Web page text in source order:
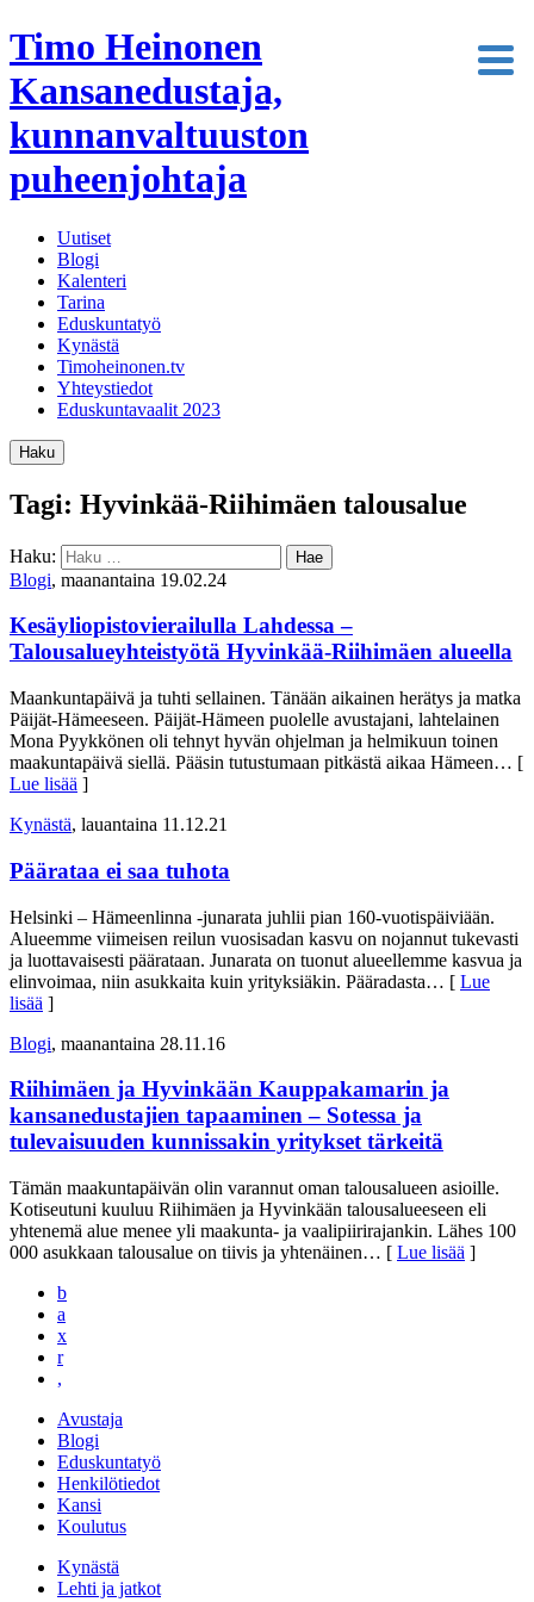
Timo Heinonen
Kansanedustaja,
kunnanvaltuuston
puheenjohtaja
Uutiset
Blogi
Kalenteri
Tarina
Eduskuntatyö
Kynästä
Timoheinonen.tv
Yhteystiedot
Eduskuntavaalit 2023
Haku
Tagi: Hyvinkää-Riihimäen talousalue
Haku:
Blogi, maanantaina 19.02.24
Kesäyliopistovierailulla Lahdessa –
Talousalueyhteistyötä Hyvinkää-Riihimäen alueella
Maankuntapäivä ja tuhti sellainen. Tänään aikainen herätys ja matka
Päijät-Hämeeseen. Päijät-Hämeen puolelle avustajani, lahtelainen
Mona Pyykkönen oli tehnyt hyvän ohjelman ja helmikuun toinen
maakuntapäivä siellä. Pääsin tutustumaan pitkästä aikaa Hämeen… [
Lue lisää ]
Kynästä, lauantaina 11.12.21
Päärataa ei saa tuhota
Helsinki – Hämeenlinna -junarata juhlii pian 160-vuotispäiviään.
Alueemme viimeisen reilun vuosisadan kasvu on nojannut tukevasti
ja luottavaisesti päärataan. Junarata on tuonut alueellemme kasvua ja
elinvoimaa, niin asukkaita kuin yrityksiäkin. Pääradasta… [ Lue
lisää ]
Blogi, maanantaina 28.11.16
Riihimäen ja Hyvinkään Kauppakamarin ja
kansanedustajien tapaaminen – Sotessa ja
tulevaisuuden kunnissakin yritykset tärkeitä
Tämän maakuntapäivän olin varannut oman talousalueen asioille.
Kotiseutuni kuuluu Riihimäen ja Hyvinkään talousalueeseen eli
yhtenemä alue menee yli maakunta- ja vaalipiirirajankin. Lähes 100
000 asukkaan talousalue on tiivis ja yhtenäinen… [ Lue lisää ]
b
a
x
r
,
Avustaja
Blogi
Eduskuntatyö
Henkilötiedot
Kansi
Koulutus
Kynästä
Lehti ja jatkot